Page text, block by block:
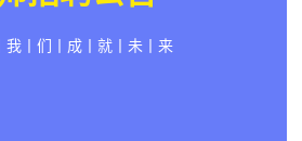
我丨们丨成丨就丨未丨来